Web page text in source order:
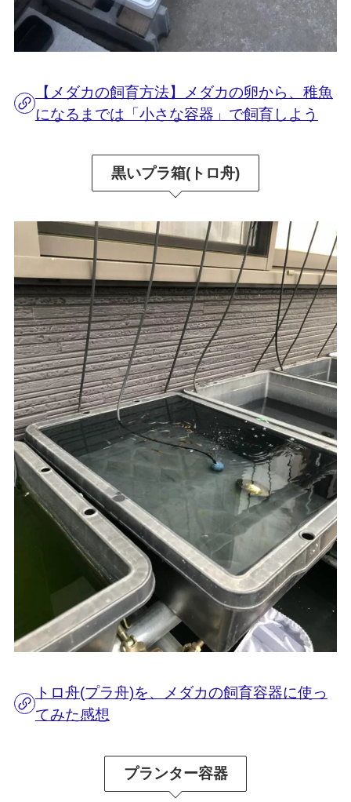
【メダカの飼育方法】メダカの卵から、稚魚
になるまでは「小さな容器」で飼育しよう
黒いプラ箱(トロ舟)
トロ舟(プラ舟)を、メダカの飼育容器に使っ
てみた感想
プランター容器